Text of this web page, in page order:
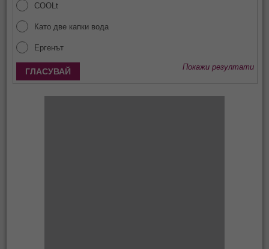
COOLt
Като две капки вода
Ергенът
Покажи резултати